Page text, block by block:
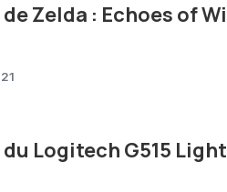
Zelda : Echoes of
Logitech G515